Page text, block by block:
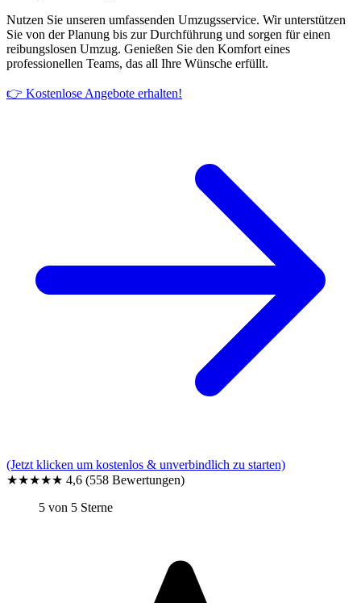
Nutzen Sie unseren umfassenden Umzugsservice. Wir unterstützen
Sie von der Planung bis zur Durchführung und sorgen für einen
reibungslosen Umzug. Genießen Sie den Komfort eines
professionellen Teams, das all Ihre Wünsche erfüllt.
👉 Kostenlose Angebote erhalten!
(Jetzt klicken um kostenlos & unverbindlich zu starten)
★★★★★ 4,6 (558 Bewertungen)
5 von 5 Sterne